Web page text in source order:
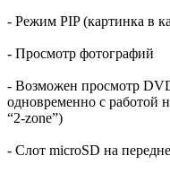
- Режим PIP (картинка в
- Просмотр фотографий
- Возможен просмотр
одновременно с работой
“2-zone”)
- Слот microSD на